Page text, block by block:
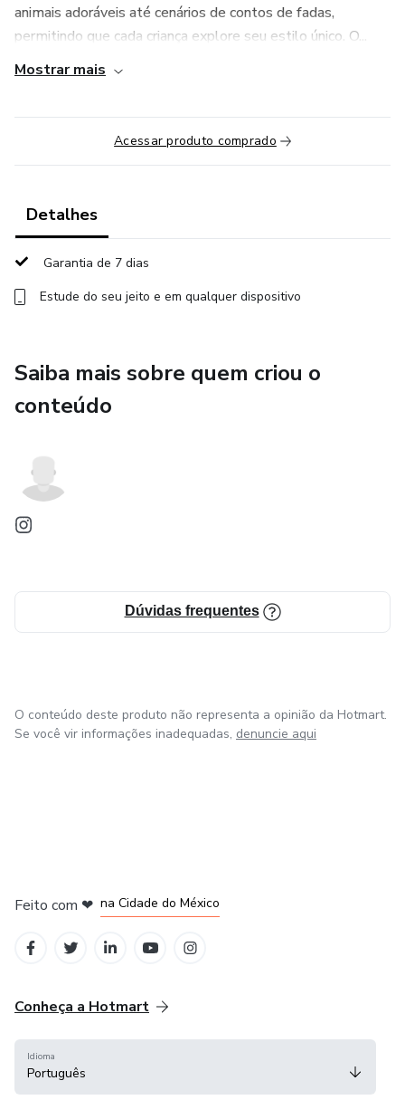
animais adoráveis até cenários de contos de fadas,
permitindo que cada criança explore seu estilo único. O...
Mostrar mais
Acessar produto comprado
Detalhes
Garantia de 7 dias
Estude do seu jeito e em qualquer dispositivo
Saiba mais sobre quem criou o
conteúdo
Dúvidas frequentes
O conteúdo deste produto não representa a opinião da Hotmart.
Se você vir informações inadequadas, denuncie aqui
Feito com ❤ na Cidade do México
Conheça a Hotmart
Idioma
Português